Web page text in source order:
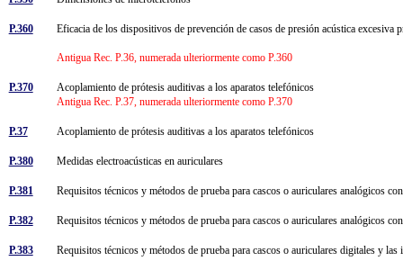
P.360 Eficacia de los dispositivos de prevención de casos de presión acústica
Antigua Rec. P.36, numerada ulteriormente como P.360
P.370
Acoplamiento de prótesis auditivas a los aparatos telefónicos
Antigua Rec. P.37, numerada ulteriormente como P.370
P.37 Acoplamiento de prótesis auditivas a los aparatos telefónicos
P.380 Medidas electroacústicas en auriculares
P.381 Requisitos técnicos y métodos de prueba para cascos o auriculares analógicos
P.382 Requisitos técnicos y métodos de prueba para cascos o auriculares analógicos
P.383 Requisitos técnicos y métodos de prueba para cascos o auriculares digitales y